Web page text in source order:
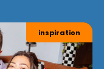
inspiration